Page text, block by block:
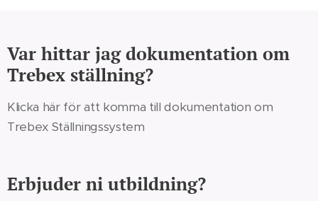
Var hittar jag dokumentation om
Trebex ställning?
Klicka här för att komma till dokumentation om
Trebex Ställningssystem
Erbjuder ni utbildning?